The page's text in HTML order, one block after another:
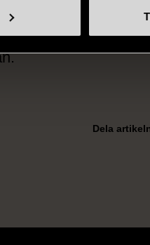
helst. Du får veta
insläppet för
Dela